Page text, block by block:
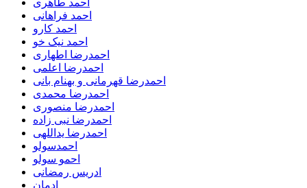
احمد طاهری
احمد فراهانی
احمد کارو
احمد نیک خو
احمدرضا اطهاری
احمدرضا اعلمی
احمدرضا قهرمانی و بهنام بانی
احمدرضا محمدی
احمدرضا منصوری
احمدرضا نبی زاده
احمدرضا یداللهی
احمدسولو
احمو سولو
ادریس رمضانی
ادمان